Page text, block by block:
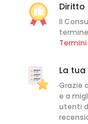
Il
La
Grazie
e a
utenti